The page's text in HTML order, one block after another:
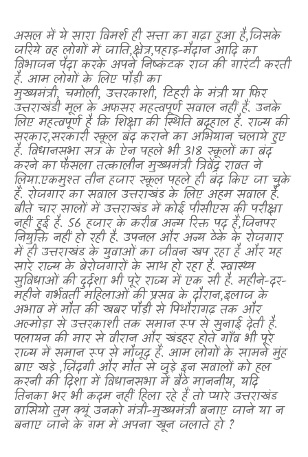
असल में ये सारा विमर्श ही सत्ता का गढ़ा हुआ है,जिसके
जरिये वह लोगों में जाति,क्षेत्र,पहाड़-मैदान आदि का
विभाजन पैदा करके अपने निष्कंटक राज की गारंटी करती
है. आम लोगों के लिए पौड़ी का
मुख्यमंत्री, चमोली, उत्तरकाशी, टिहरी के मंत्री या फिर
उत्तराखंडी मूल के अफसर महत्वपूर्ण सवाल नहीं हैं. उनके
लिए महत्वपूर्ण है कि शिक्षा की स्थिति बदहाल है. राज्य की
सरकार,सरकारी स्कूल बंद कराने का अभियान चलाये हुए
है. विधानसभा सत्र के ऐन पहले भी 318 स्कूलों का बंद
करने का फैसला तत्कालीन मुख्यमंत्री त्रिवेंद्र रावत ने
लिया.एकमुश्त तीन हजार स्कूल पहले ही बंद किए जा चुके
हैं. रोजगार का सवाल उत्तराखंड के लिए अहम सवाल है.
बीते चार सालों में उत्तराखंड में कोई पीसीएस की परीक्षा
नहीं हुई है. 56 हजार के करीब अन्य रिक्त पद हैं,जिनपर
नियुक्ति नहीं हो रही है. उपनल और अन्य ठेके के रोजगार
में ही उत्तराखंड के युवाओं का जीवन खप रहा है और यह
सारे राज्य के बेरोजगारों के साथ हो रहा है. स्वास्थ्य
सुविधाओं की दुर्दशा भी पूरे राज्य में एक सी है. महीने-दर-
महीने गर्भवती महिलाओं की प्रसव के दौरान,इलाज के
अभाव में मौत की खबर पौड़ी से पिथौरागढ़ तक और
अल्मोड़ा से उत्तरकाशी तक समान रूप से सुनाई देती है.
पलायन की मार से वीरान और खंडहर होते गाँव भी पूरे
राज्य में समान रूप से मौजूद हैं. आम लोगों के सामने मुंह
बाए खड़े,ज़िंदगी और मौत से जुड़े इन सवालों को हल
करनी की दिशा में विधानसभा में बैठे माननीय, यदि
तिनका भर भी कदम नहीं हिला रहे हैं तो प्यारे उत्तराखंड
वासियो तुम क्यूं उनको मंत्री-मुख्यमंत्री बनाए जाने या न
बनाए जाने के गम में अपना खून जलाते हो ?